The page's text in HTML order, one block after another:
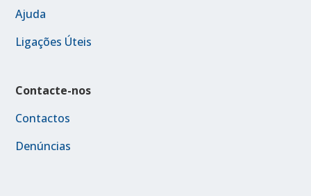
Ajuda
Ligações Úteis
Contacte-nos
Contactos
Denúncias